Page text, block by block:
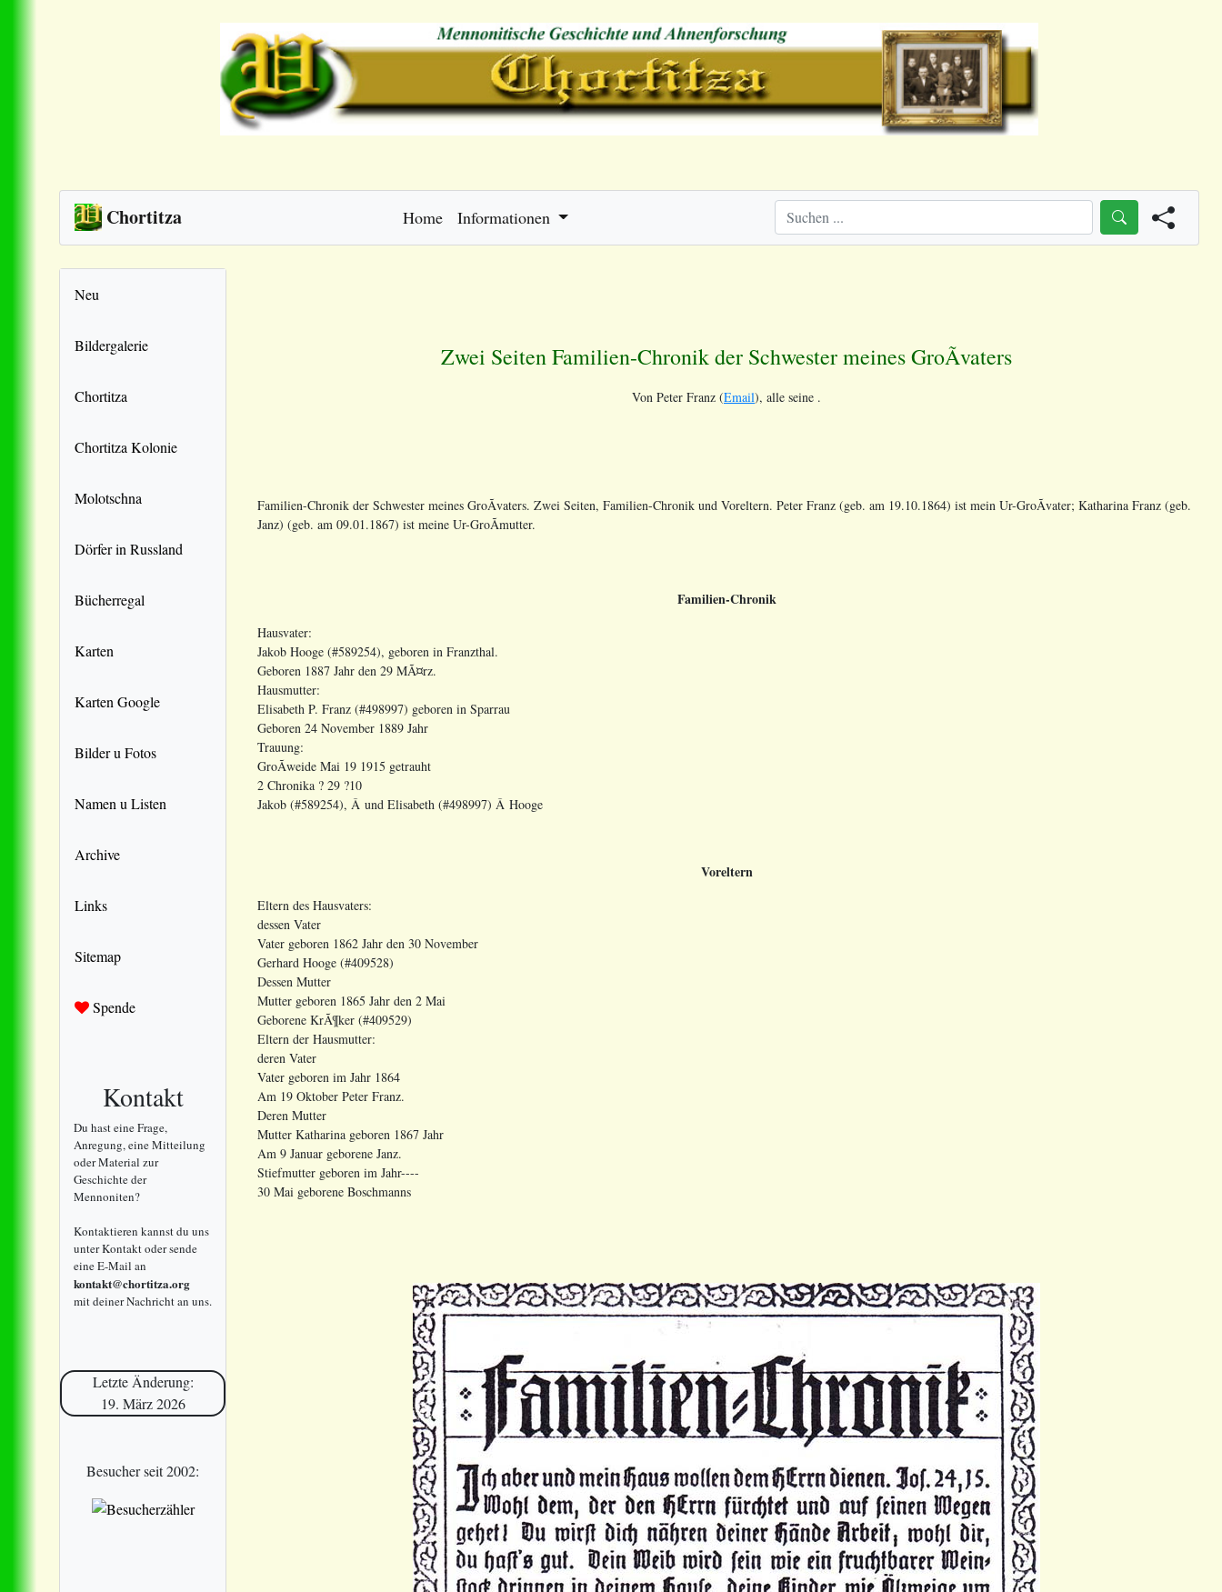
Chortitza Home Informationen
Neu
Bildergalerie
Chortitza
Chortitza Kolonie
Molotschna
Dörfer in Russland
Bücherregal
Karten
Karten Google
Bilder u Fotos
Namen u Listen
Archive
Links
Sitemap
Spende
Kontakt
Du hast eine Frage,
Anregung, eine Mitteilung
oder Material zur
Geschichte der
Mennoniten?
Kontaktieren kannst du uns
unter Kontakt oder sende
eine E-Mail an
kontakt@chortitza.org
mit deiner Nachricht an uns.
Letzte Änderung:
19. März 2026
Besucher seit 2002:
Zwei Seiten Familien-Chronik der Schwester meines GroÃvaters
Von Peter Franz (Email), alle seine .
Familien-Chronik der Schwester meines GroÃvaters. Zwei Seiten, Familien-Chronik und Voreltern. Peter Franz (geb. am 19.10.1864) ist mein Ur-GroÃvater; Katharina Franz (geb.
Janz) (geb. am 09.01.1867) ist meine Ur-GroÃmutter.
Familien-Chronik
Hausvater:
Jakob Hooge (#589254), geboren in Franzthal.
Geboren 1887 Jahr den 29 MÃ¤rz.
Hausmutter:
Elisabeth P. Franz (#498997) geboren in Sparrau
Geboren 24 November 1889 Jahr
Trauung:
GroÃweide Mai 19 1915 getrauht
2 Chronika ? 29 ?10
Jakob (#589254), Â und Elisabeth (#498997) Â Hooge
Voreltern
Eltern des Hausvaters:
dessen Vater
Vater geboren 1862 Jahr den 30 November
Gerhard Hooge (#409528)
Dessen Mutter
Mutter geboren 1865 Jahr den 2 Mai
Geborene KrÃ¶ker (#409529)
Eltern der Hausmutter:
deren Vater
Vater geboren im Jahr 1864
Am 19 Oktober Peter Franz.
Deren Mutter
Mutter Katharina geboren 1867 Jahr
Am 9 Januar geborene Janz.
Stiefmutter geboren im Jahr----
30 Mai geborene Boschmanns